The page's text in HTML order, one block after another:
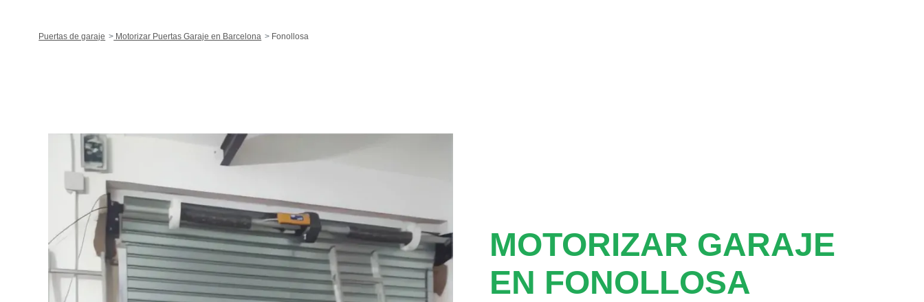
Puertas de garaje Motorizar Puertas Garaje en Barcelona Fonollosa
MOTORIZAR GARAJE
EN FONOLLOSA